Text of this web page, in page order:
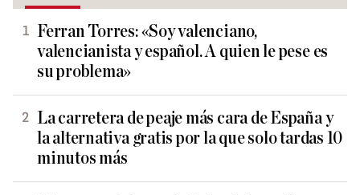
Ferran Torres: «Soy valenciano,
valencianista y español. A quien le pese es
su problema»
La carretera de peaje más cara de España y
la alternativa gratis por la que solo tardas 10
minutos más